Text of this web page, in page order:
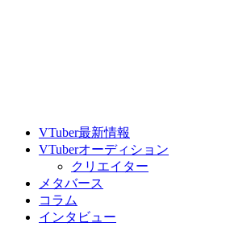
VTuber最新情報
VTuberオーディション
クリエイター
メタバース
コラム
インタビュー